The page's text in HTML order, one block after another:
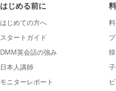
はじめる前に
はじめての方へ
スタートガイド
DMM英会話の強み
日本人講師
モニターレポート